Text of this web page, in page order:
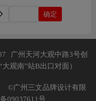
确定
广州天河大观中路3号创
观南”站B出口对面）
©广州三文品牌设计有限
09037611号